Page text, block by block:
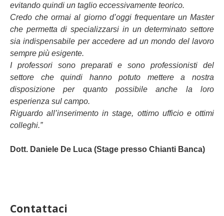
evitando quindi un taglio eccessivamente teorico.
Credo che ormai al giorno d’oggi frequentare un Master
che permetta di specializzarsi in un determinato settore
sia indispensabile per accedere ad un mondo del lavoro
sempre più esigente.
I professori sono preparati e sono professionisti del
settore che quindi hanno potuto mettere a nostra
disposizione per quanto possibile anche la loro
esperienza sul campo.
Riguardo all’inserimento in stage, ottimo ufficio e ottimi
colleghi.”
Dott. Daniele De Luca (Stage presso Chianti Banca)
Contattaci